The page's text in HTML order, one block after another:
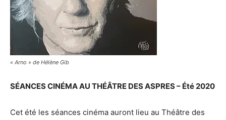
« Arno » de Hélène Gib
SÉANCES CINÉMA AU THÉÂTRE DES ASPRES – Été 2020
Cet été les séances cinéma auront lieu au Théâtre des